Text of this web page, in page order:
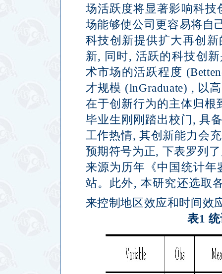
场活跃度将显著影响科
场能够使公司更容易将自
科技创新提供扩大再创
新, 同时, 活跃的科技创
术市场的活跃程度
才规模 (lnGraduate) , 以
在于创新行为的主体归根
毕业生刚刚踏出校门,具
工作热情, 其创新能力会
预期符号为正, 下表罗列
来源为历年《中国统计
站。此外, 本研究还选取
来控制地区效应和时间效
表1